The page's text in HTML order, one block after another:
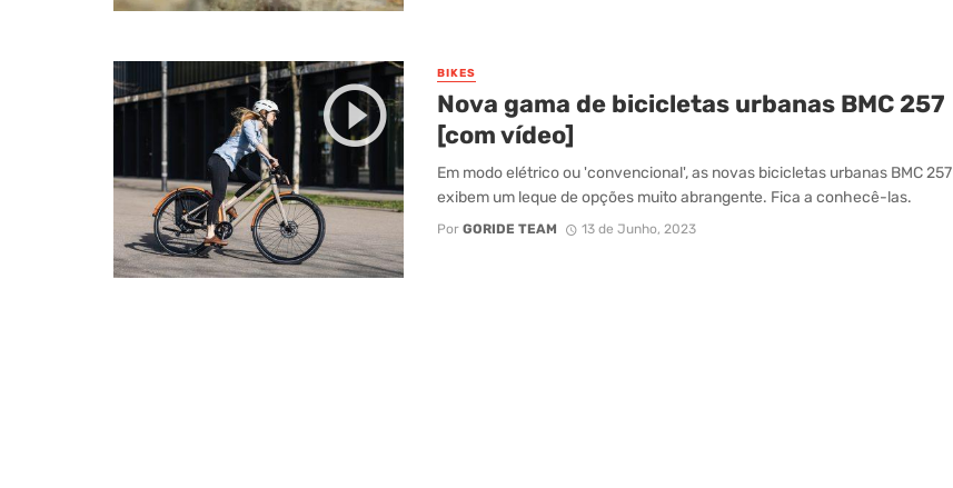
BIKES
Nova gama de bicicletas urbanas BMC 257
[com vídeo]
Em modo elétrico ou 'convencional', as novas bicicletas urbanas BMC 257
exibem um leque de opções muito abrangente. Fica a conhecê-las.
Por GORIDE TEAM 13 de Junho, 2023